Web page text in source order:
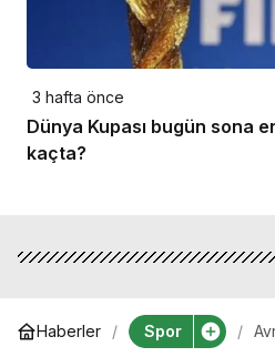
3 hafta önce
Dünya Kupası bugün sona
kaçta?
Haberler Spor